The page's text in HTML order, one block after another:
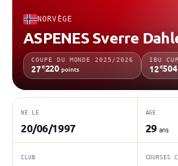
NORVÈGE
ASPENES Sverre
COUPE DU MONDE 2025/2026
27e220 points
IBU
12e504
NÉ LE
20/06/1997
ÂGE
29 ans
CLUB COURSES